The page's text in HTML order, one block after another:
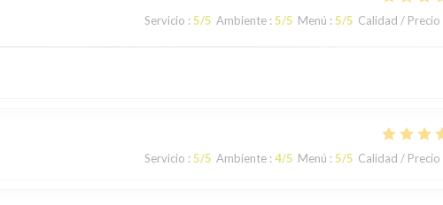
Servicio : 5/5 Ambiente : 5/5 Menú : 5/5 Calidad / Precio
Servicio : 5/5 Ambiente : 4/5 Menú : 5/5 Calidad / Precio